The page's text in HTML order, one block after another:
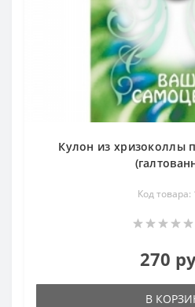
Кулон из хризоколлы
Код товара:
270
В